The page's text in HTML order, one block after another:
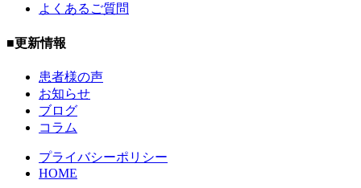
よくあるご質問
■更新情報
患者様の声
お知らせ
ブログ
コラム
プライバシーポリシー
HOME